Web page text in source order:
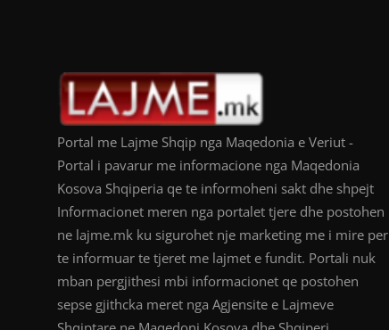
Portal me Lajme Shqip nga Maqedonia e Veriut -
Portal i pavarur me informacione nga Maqedonia
Kosova Shqiperia qe te informoheni sakt dhe shpejt
Informacionet meren nga portalet tjere dhe postohen
ne lajme.mk ku sigurohet nje marketing me i mire per
te informuar te tjeret me lajmet e fundit. Portali nuk
mban pergjithesi mbi informacionet qe postohen
sepse gjithcka meret nga Agjensite e Lajmeve